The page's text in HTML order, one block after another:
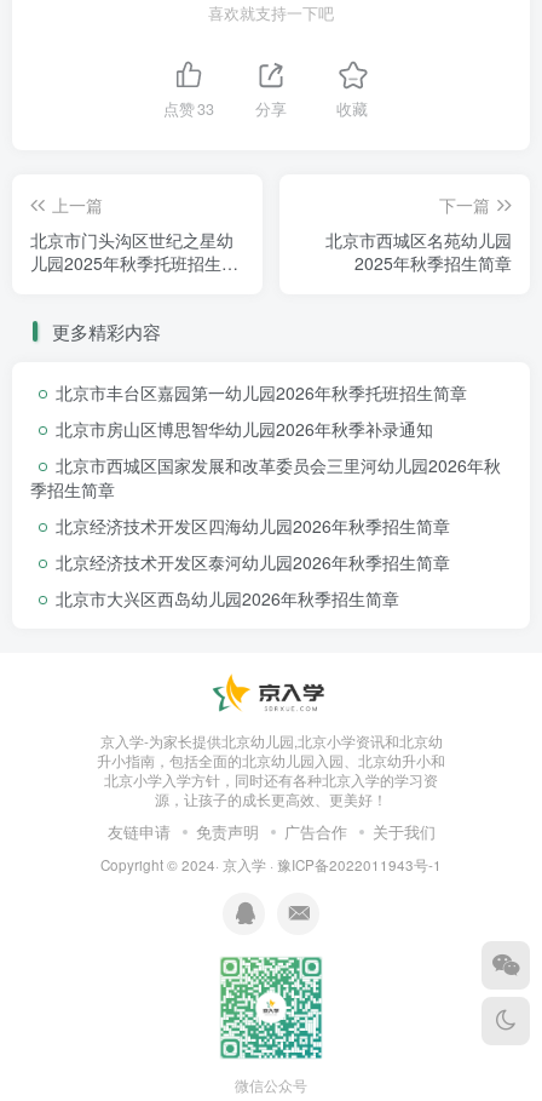
期间进行电话或平台短信通知具体安排。
地点：大兴九幼总园院内
七、线下审核携带材料
均要原件及复印件材料有：
1.本市户籍适龄幼儿报名需提交：招生平台内打印的
《北京市大兴区幼儿园小班适龄幼儿信息采集
2.非本市户籍适龄幼儿报名需提交：招生平台内打印
母在京务工就业证明、在京实际住所居住证明、北京市居
住证、全家户口簿、适龄儿童的出生证明。
八、录取时间
九、收费项目和标准
保育教育费：900元/月/生
代办服务性收费：无
喜欢就支持一下吧
点赞33 分享 收藏
上一篇
北京市门头沟区世纪之星幼
儿园2025年秋季托班招生简
下一篇
北京市西城区名苑幼儿园
2025年秋季招生简章
更多精彩内容
北京市丰台区嘉园第一幼儿园2026年秋季托班招生简章
北京市房山区博思智华幼儿园2026年秋季补录通知
北京市西城区国家发展和改革委员会三里河幼儿园2026年秋
季招生简章
北京经济技术开发区四海幼儿园2026年秋季招生简章
北京经济技术开发区泰河幼儿园2026年秋季招生简章
北京市大兴区西岛幼儿园2026年秋季招生简章
京入学-为家长提供北京幼儿园,北京小学资讯和北京幼
升小指南，包括全面的北京幼儿园入园、北京幼升小和
北京小学入学方针，同时还有各种北京入学的学习资
源，让孩子的成长更高效、更美好！
友链申请 免责声明 广告合作 关于我们
Copyright © 2024· 京入学 · 豫ICP备2022011943号-1
微信公众号